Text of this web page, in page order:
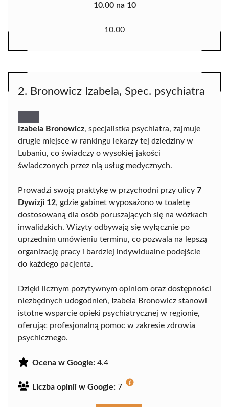
10.00 na 10
10.00
2. Bronowicz Izabela, Spec. psychiatra
Izabela Bronowicz, specjalistka psychiatra, zajmuje
drugie miejsce w rankingu lekarzy tej dziedziny w
Lubaniu, co świadczy o wysokiej jakości
świadczonych przez nią usług medycznych.
Prowadzi swoją praktykę w przychodni przy ulicy 7
Dywizji 12, gdzie gabinet wyposażono w toaletę
dostosowaną dla osób poruszających się na wózkach
inwalidzkich. Wizyty odbywają się wyłącznie po
uprzednim umówieniu terminu, co pozwala na lepszą
organizację pracy i bardziej indywidualne podejście
do każdego pacjenta.
Dzięki licznym pozytywnym opiniom oraz dostępności
niezbędnych udogodnień, Izabela Bronowicz stanowi
istotne wsparcie opieki psychiatrycznej w regionie,
oferując profesjonalną pomoc w zakresie zdrowia
psychicznego.
Ocena w Google: 4.4
Liczba opinii w Google: 7